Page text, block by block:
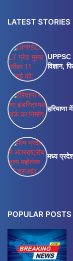
LATEST STORIES
UPPSC
विज्ञान,
हरियाणा
मध्य
POPULAR POSTS